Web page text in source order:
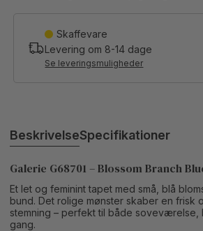
Skaffevare
Levering om 8-14 dage
Se leveringsmuligheder
BeskrivelseSpecifikationer
Galerie G68701 – Blossom Branch
Et let og feminint tapet med små, blå
bund. Det rolige mønster skaber en frisk
stemning – perfekt til både
gang.